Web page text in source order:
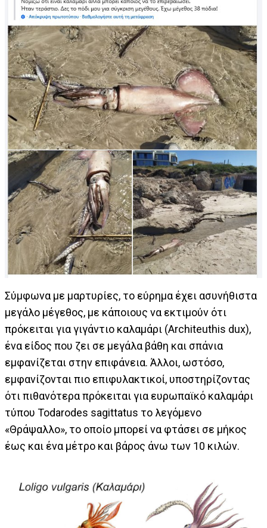
Σύμφωνα με μαρτυρίες, το εύρημα έχει ασυνήθιστα
μεγάλο μέγεθος, με κάποιους να εκτιμούν ότι
πρόκειται για γιγάντιο καλαμάρι (Architeuthis dux),
ένα είδος που ζει σε μεγάλα βάθη και σπάνια
εμφανίζεται στην επιφάνεια. Άλλοι, ωστόσο,
εμφανίζονται πιο επιφυλακτικοί, υποστηρίζοντας
ότι πιθανότερα πρόκειται για ευρωπαϊκό καλαμάρι
τύπου Todarodes sagittatus το λεγόμενο
«Θράψαλλο», το οποίο μπορεί να φτάσει σε μήκος
έως και ένα μέτρο και βάρος άνω των 10 κιλών.